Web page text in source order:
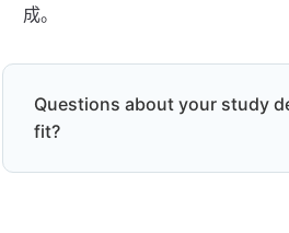
成。
Questions about your study
fit?